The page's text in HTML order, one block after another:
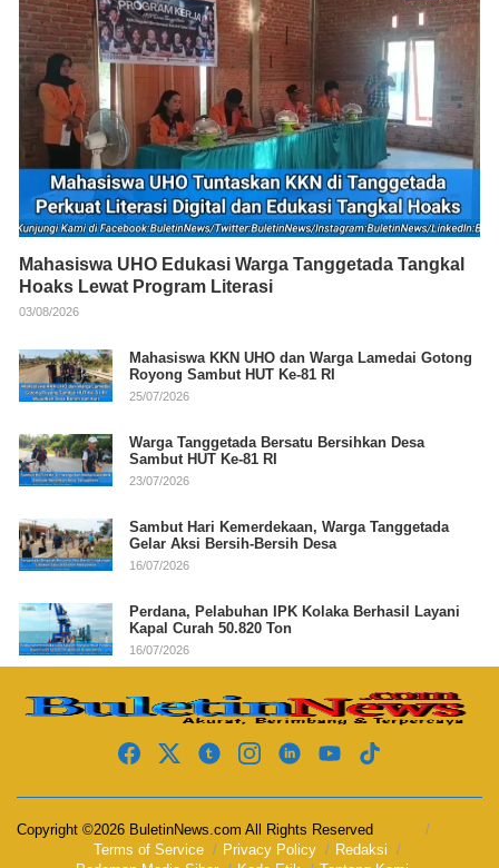
Mahasiswa UHO Edukasi Warga Tanggetada Tangkal
Hoaks Lewat Program Literasi
03/08/2026
Mahasiswa KKN UHO dan Warga Lamedai Gotong
Royong Sambut HUT Ke-81 RI
25/07/2026
Warga Tanggetada Bersatu Bersihkan Desa
Sambut HUT Ke-81 RI
23/07/2026
Sambut Hari Kemerdekaan, Warga Tanggetada
Gelar Aksi Bersih-Bersih Desa
16/07/2026
Perdana, Pelabuhan IPK Kolaka Berhasil Layani
Kapal Curah 50.820 Ton
16/07/2026
Copyright ©2026 BuletinNews.com All Rights Reserved
Terms of Service
Privacy Policy
Redaksi